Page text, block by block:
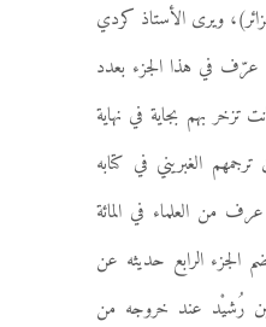
ويرى الأستاذ كردي
عرّف في هذا الجزء بعدد
تزخر بهم بجاية في نهاية
الغبريني في كتابه
من العلماء في المائة
الجزء الرابع حديثه عن
ابن رُشيْد عند خروجه من